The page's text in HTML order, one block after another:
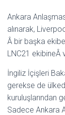
Ankara
alınarak,
Â bir başka
LNC21 ekibineÂ
İngiliz İçişleri
gerekse de
kuruluşlarından
Sadece Ankara